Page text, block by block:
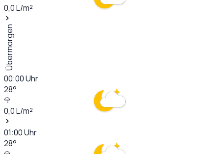
0,0L/m²
Übermorgen
00:00Uhr
28°
0,0L/m²
01:00Uhr
28°